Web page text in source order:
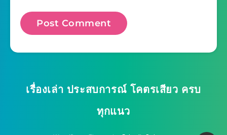
เรื่องเล่า ประสบการณ์ โคตรเสียว ครบ
ทุกแนว